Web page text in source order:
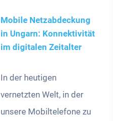
Mobile Netzabdeckung
in Ungarn: Konnektivität
im digitalen Zeitalter
In der heutigen
vernetzten Welt, in der
unsere Mobiltelefone zu